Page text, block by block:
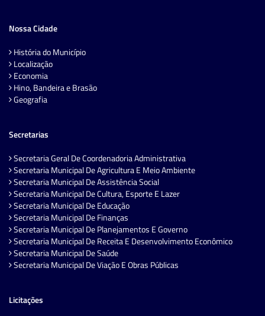
Nossa Cidade
História do Município
Localização
Economia
Hino, Bandeira e Brasão
Geografia
Secretarias
Secretaria Geral De Coordenadoria Administrativa
Secretaria Municipal De Agricultura E Meio Ambiente
Secretaria Municipal De Assistência Social
Secretaria Municipal De Cultura, Esporte E Lazer
Secretaria Municipal De Educação
Secretaria Municipal De Finanças
Secretaria Municipal De Planejamentos E Governo
Secretaria Municipal De Receita E Desenvolvimento Econômico
Secretaria Municipal De Saúde
Secretaria Municipal De Viação E Obras Públicas
Licitações